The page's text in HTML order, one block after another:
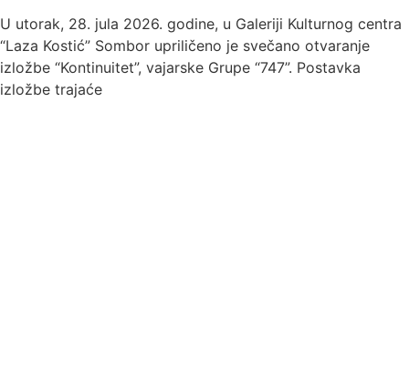
U utorak, 28. jula 2026. godine, u Galeriji Kulturnog centra
“Laza Kostić” Sombor upriličeno je svečano otvaranje
izložbe “Kontinuitet”, vajarske Grupe “747”. Postavka
izložbe trajaće